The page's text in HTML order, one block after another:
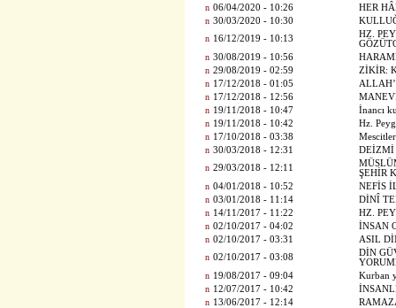
n 06/04/2020 - 10:26
HER
n 30/03/2020 - 10:30
n 16/12/2019 - 10:13
HZ.
n 30/08/2019 - 10:56
n 29/08/2019 - 02:59
ZİKİR:
n 17/12/2018 - 01:05
n 17/12/2018 - 12:56
n 19/11/2018 - 10:47
İnancı
n 19/11/2018 - 10:42
Hz.
n 17/10/2018 - 03:38
n 30/03/2018 - 12:31
DEİZMİ
n 29/03/2018 - 12:11
ŞEHİR
n 04/01/2018 - 10:52
NEFİS
n 03/01/2018 - 11:14
DİNÎ
n 14/11/2017 - 11:22
HZ.
n 02/10/2017 - 04:02
İNSAN
n 02/10/2017 - 03:31
ASIL
n 02/10/2017 - 03:08
DİN
n 19/08/2017 - 09:04
Kurban
n 12/07/2017 - 10:42
n 13/06/2017 - 12:14